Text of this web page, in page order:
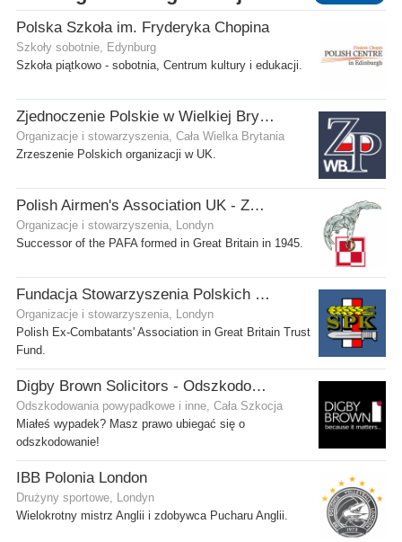
Polska Szkoła im. Fryderyka Chopina
Szkoły sobotnie, Edynburg
Szkoła piątkowo - sobotnia, Centrum kultury i edukacji.
Zjednoczenie Polskie w Wielkiej Brytanii
Organizacje i stowarzyszenia, Cała Wielka Brytania
Zrzeszenie Polskich organizacji w UK.
Polish Airmen's Association UK - Związek Lotników Polskich WB
Organizacje i stowarzyszenia, Londyn
Successor of the PAFA formed in Great Britain in 1945.
Fundacja Stowarzyszenia Polskich Kombatantów w Wielkiej Brytanii
Organizacje i stowarzyszenia, Londyn
Polish Ex-Combatants' Association in Great Britain Trust
Fund.
Digby Brown Solicitors - Odszkodowania w Szkocji
Odszkodowania powypadkowe i inne, Cała Szkocja
Miałeś wypadek? Masz prawo ubiegać się o
odszkodowanie!
IBB Polonia London
Drużyny sportowe, Londyn
Wielokrotny mistrz Anglii i zdobywca Pucharu Anglii.